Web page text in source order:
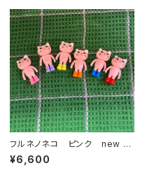
フルネノネコ ピンク new ソ
フビ
¥6,600